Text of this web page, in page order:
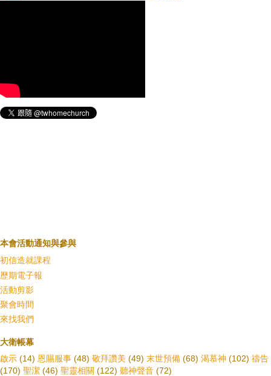
本會活動通知與參與
初信造就課程
歷期電子報
活動剪影
聚會時間
來找我們
大衛帳幕
啟示 (14) 恩賜服事 (48) 敬拜讚美 (49) 末世預備 (68) 渴慕神 (102) 禱告
(170) 聖潔 (46) 聖靈相關 (122) 聽神聲音 (72)